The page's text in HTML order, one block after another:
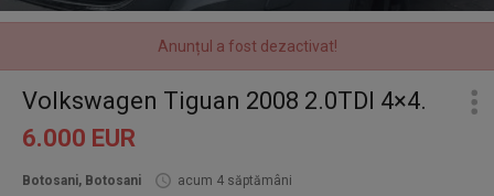
Anunțul a fost dezactivat!
Volkswagen Tiguan 2008 2.0TDI 4×4.
6.000 EUR
Botosani, Botosani acum 4 săptămâni